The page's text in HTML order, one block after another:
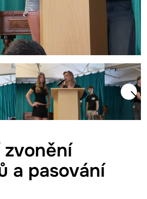
zvonění
a pasování